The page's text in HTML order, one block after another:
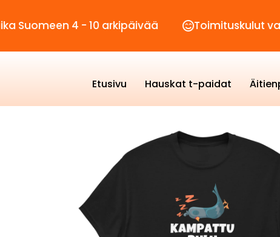
4 - 10 arkipäivää Toimituskulut vain 2,90€
Etusivu Hauskat t-paidat